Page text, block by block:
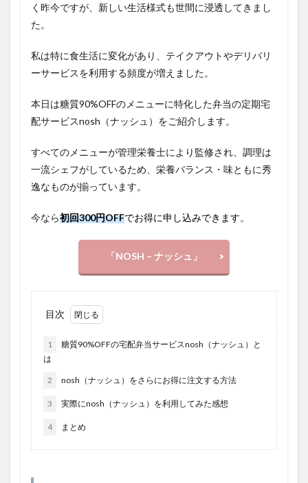
く昨今ですが、新しい生活様式も世間に浸透してきまし
た。
私は特に食生活に変化があり、テイクアウトやデリバリ
ーサービスを利用する頻度が増えました。
本日は糖質90%OFFのメニューに特化した弁当の定期宅
配サービスnosh（ナッシュ）をご紹介します。
すべてのメニューが管理栄養士により監修され、調理は
一流シェフがしているため、栄養バランス・味ともに秀
逸なものが揃っています。
今なら初回300円OFFでお得に申し込みできます。
「NOSH – ナッシュ」
目次
1
糖質90%OFFの宅配弁当サービスnosh（ナッシュ）と
は
2 nosh（ナッシュ）をさらにお得に注文する方法
3 実際にnosh（ナッシュ）を利用してみた感想
4 まとめ